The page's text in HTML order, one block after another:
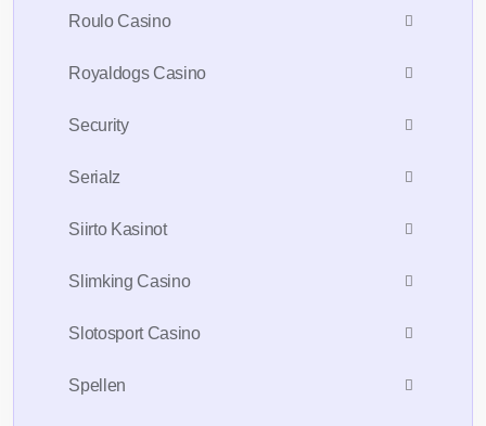
Roulo Casino
Royaldogs Casino
Security
Serialz
Siirto Kasinot
Slimking Casino
Slotosport Casino
Spellen